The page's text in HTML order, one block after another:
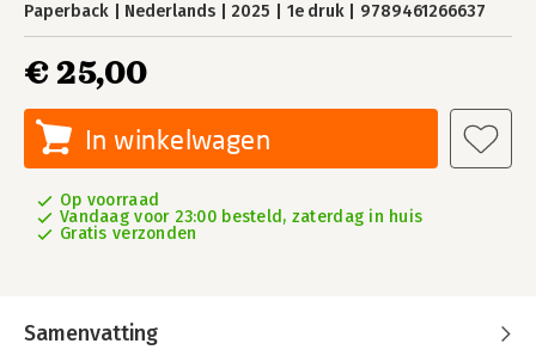
Paperback Nederlands 2025 1e druk 9789461266637
€ 25,00
In winkelwagen
Op voorraad
Vandaag voor 23:00 besteld, zaterdag in huis
Gratis verzonden
Samenvatting